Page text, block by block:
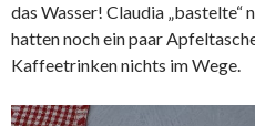
das Wasser! Claudia
hatten noch ein paar
Kaffeetrinken nichts im Wege.